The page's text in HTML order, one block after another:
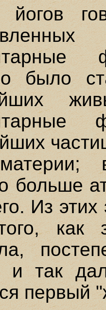
йогов
было
больше
Из
как
так
первый